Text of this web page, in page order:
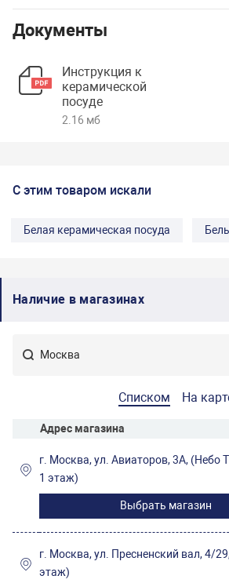
Документы
Инструкция к
керамической
посуде
2.16 мб
С этим товаром искали
Белая керамическая посуда
Наличие в магазинах
Списком На
Адрес магазина
г. Москва, ул. Авиаторов, 3А, (Небо
1 этаж)
Выбрать магазин
г. Москва, ул. Пресненский вал, 4/
этаж)